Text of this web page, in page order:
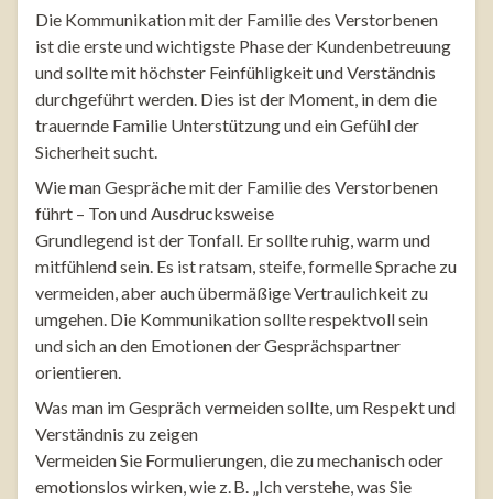
Die Kommunikation mit der Familie des Verstorbenen
ist die erste und wichtigste Phase der Kundenbetreuung
und sollte mit höchster Feinfühligkeit und Verständnis
durchgeführt werden. Dies ist der Moment, in dem die
trauernde Familie Unterstützung und ein Gefühl der
Sicherheit sucht.
Wie man Gespräche mit der Familie des Verstorbenen
führt – Ton und Ausdrucksweise
Grundlegend ist der Tonfall. Er sollte ruhig, warm und
mitfühlend sein. Es ist ratsam, steife, formelle Sprache zu
vermeiden, aber auch übermäßige Vertraulichkeit zu
umgehen. Die Kommunikation sollte respektvoll sein
und sich an den Emotionen der Gesprächspartner
orientieren.
Was man im Gespräch vermeiden sollte, um Respekt und
Verständnis zu zeigen
Vermeiden Sie Formulierungen, die zu mechanisch oder
emotionslos wirken, wie z. B. „Ich verstehe, was Sie